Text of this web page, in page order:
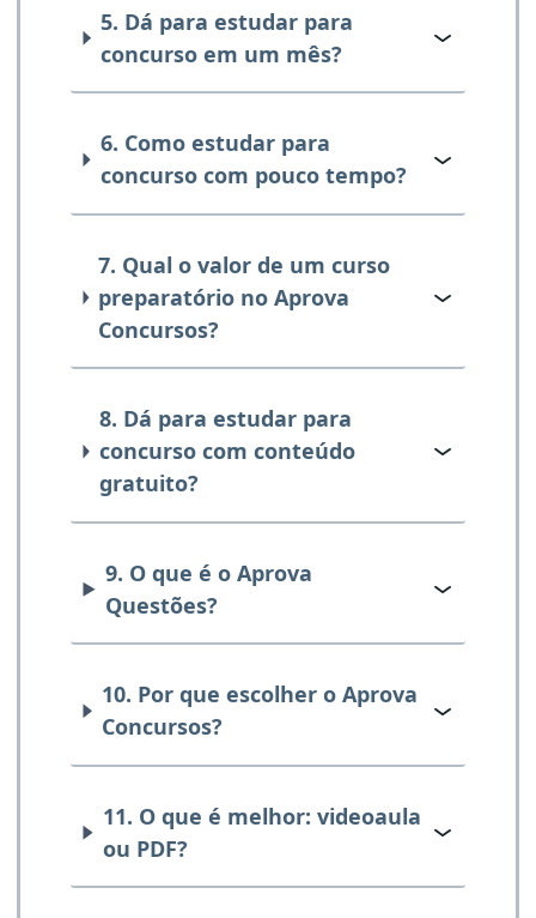
5. Dá para estudar para
concurso em um mês?
6. Como estudar para
concurso com pouco tempo?
7. Qual o valor de um curso
preparatório no Aprova
Concursos?
8. Dá para estudar para
concurso com conteúdo
gratuito?
9. O que é o Aprova
Questões?
10. Por que escolher o Aprova
Concursos?
11. O que é melhor: videoaula
ou PDF?